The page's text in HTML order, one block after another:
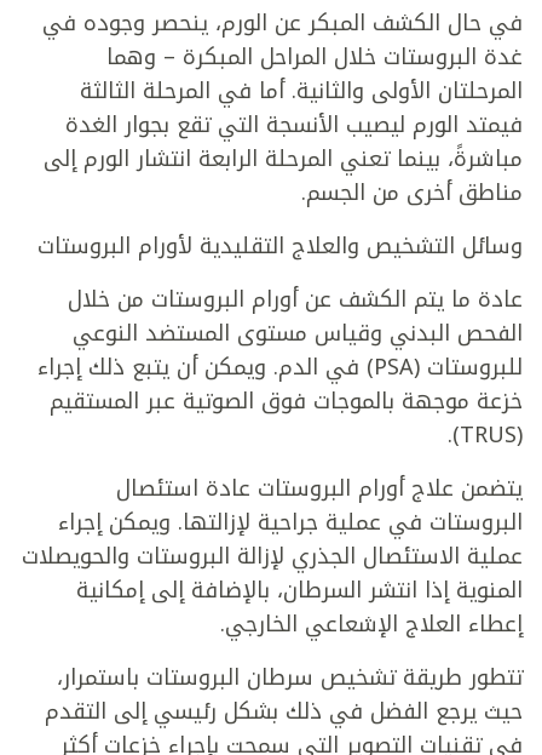
في حال الكشف المبكر عن الورم، ينحصر وجوده في
غدة البروستات خلال المراحل المبكرة – وهما
المرحلتان الأولى والثانية. أما في المرحلة الثالثة
فيمتد الورم ليصيب الأنسجة التي تقع بجوار الغدة
مباشرةً، بينما تعني المرحلة الرابعة انتشار الورم إلى
مناطق أخرى من الجسم.
وسائل التشخيص والعلاج التقليدية لأورام البروستات
عادة ما يتم الكشف عن أورام البروستات من خلال
الفحص البدني وقياس مستوى المستضد النوعي
للبروستات (PSA) في الدم. ويمكن أن يتبع ذلك إجراء
خزعة موجهة بالموجات فوق الصوتية عبر المستقيم
(TRUS).
يتضمن علاج أورام البروستات عادة استئصال
البروستات في عملية جراحية لإزالتها. ويمكن إجراء
عملية الاستئصال الجذري لإزالة البروستات والحويصلات
المنوية إذا انتشر السرطان، بالإضافة إلى إمكانية
إعطاء العلاج الإشعاعي الخارجي.
تتطور طريقة تشخيص سرطان البروستات باستمرار،
حيث يرجع الفضل في ذلك بشكل رئيسي إلى التقدم
في تقنيات التصوير التي سمحت بإجراء خزعات أكثر